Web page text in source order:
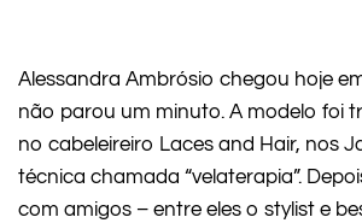
Alessandra Ambrósio chegou hoje
não parou um minuto. A modelo foi
no cabeleireiro Laces and Hair, nos
técnica chamada “velaterapia”.
com amigos – entre eles o stylist e